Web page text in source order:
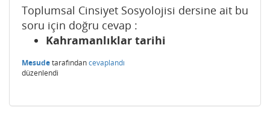
Toplumsal Cinsiyet Sosyolojisi dersine ait bu
soru için doğru cevap :
Kahramanlıklar tarihi
Mesudetarafındancevaplandı
düzenlendi